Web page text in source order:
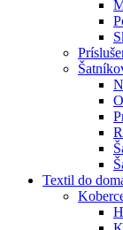
Textil do